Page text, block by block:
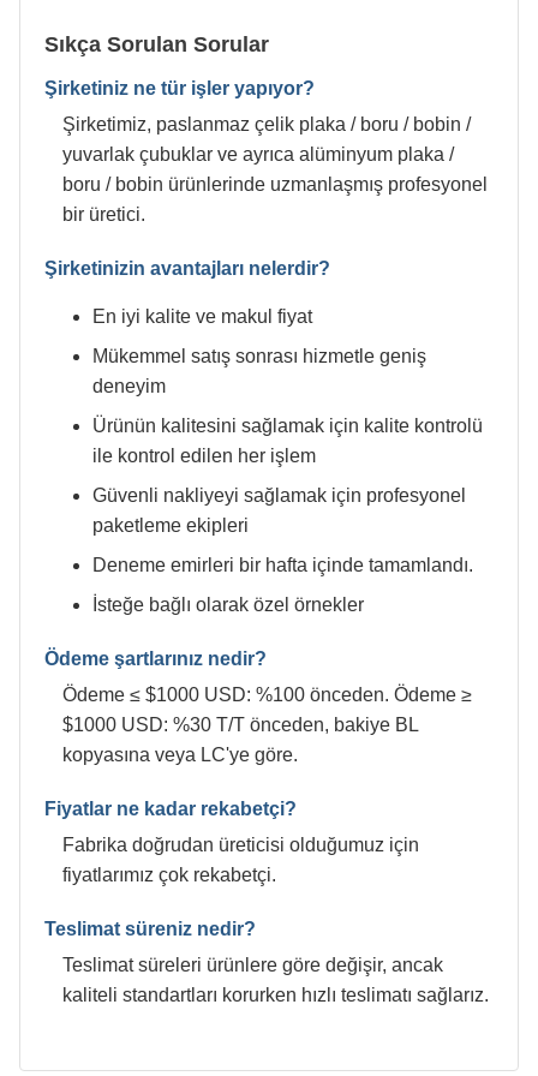
Sıkça Sorulan Sorular
Şirketiniz ne tür işler yapıyor?
Şirketimiz, paslanmaz çelik plaka / boru / bobin /
yuvarlak çubuklar ve ayrıca alüminyum plaka /
boru / bobin ürünlerinde uzmanlaşmış profesyonel
bir üretici.
Şirketinizin avantajları nelerdir?
En iyi kalite ve makul fiyat
Mükemmel satış sonrası hizmetle geniş
deneyim
Ürünün kalitesini sağlamak için kalite kontrolü
ile kontrol edilen her işlem
Güvenli nakliyeyi sağlamak için profesyonel
paketleme ekipleri
Deneme emirleri bir hafta içinde tamamlandı.
İsteğe bağlı olarak özel örnekler
Ödeme şartlarınız nedir?
Ödeme ≤ $1000 USD: %100 önceden. Ödeme ≥
$1000 USD: %30 T/T önceden, bakiye BL
kopyasına veya LC'ye göre.
Fiyatlar ne kadar rekabetçi?
Fabrika doğrudan üreticisi olduğumuz için
fiyatlarımız çok rekabetçi.
Teslimat süreniz nedir?
Teslimat süreleri ürünlere göre değişir, ancak
kaliteli standartları korurken hızlı teslimatı sağlarız.